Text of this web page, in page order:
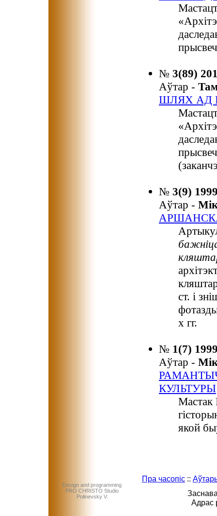
№ 3(89)
Аўтар -
ШЛЯХ АД
№ 3(9)
Аўтар -
ст. і
х гг.
№ 1(7)
Аўтар -
КУЛЬТУРЫ
Мастак
якой
Design and programming
PRO CHRISTO Studio
Polinevsky V.
Пра часопіс ::
Адрас